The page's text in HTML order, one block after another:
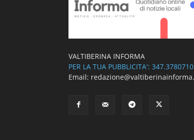
VALTIBERINA INFORMA
PER LA TUA PUBBLICITA': 347.3780710
Email: